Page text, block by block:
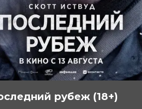
рубеж (18+)